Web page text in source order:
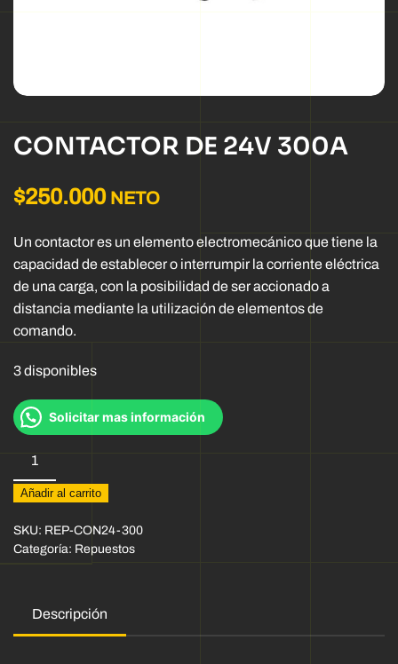
CONTACTOR DE 24V 300A
$250.000 NETO
Un contactor es un elemento electromecánico que tiene la
capacidad de establecer o interrumpir la corriente eléctrica
de una carga, con la posibilidad de ser accionado a
distancia mediante la utilización de elementos de
comando.
3 disponibles
Solicitar mas información
24V
cantidad
Añadir al carrito
SKU: REP-CON24-300
Categoría: Repuestos
Descripción